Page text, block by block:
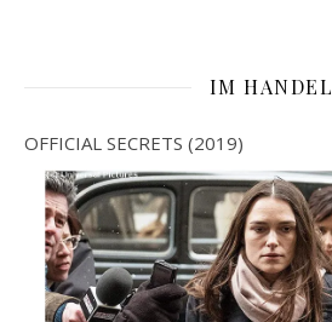
IM HANDEL
OFFICIAL SECRETS (2019)